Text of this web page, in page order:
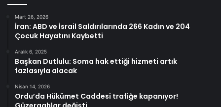
Mart 26, 2026
İran: ABD ve İsrail Saldırılarında 266 Kadın ve 204
Çocuk Hayatını Kaybetti
Aralık 6, 2025
Başkan Dutlulu: Soma hak ettiği hizmeti artık
fazlasıyla alacak
Nisan 14, 2026
Ordu’da Hükümet Caddesi trafiğe kapanıyor!